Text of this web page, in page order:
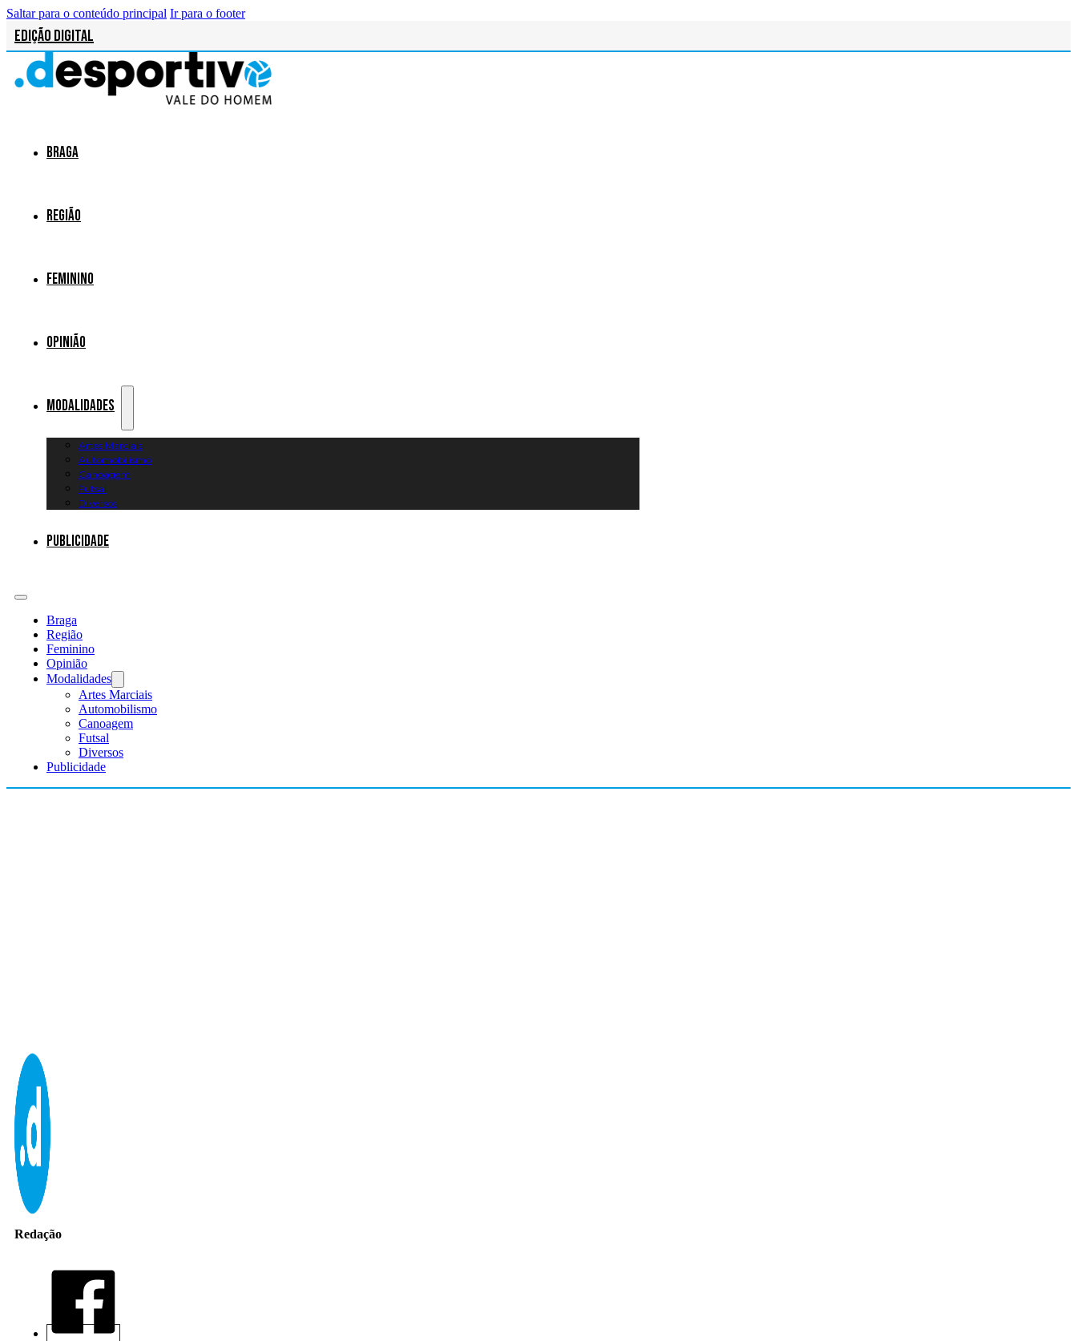
Saltar para o conteúdo principal Ir para o footer
Edição Digital
Braga
Região
Feminino
Opinião
Modalidades
Artes Marciais
Automobilismo
Canoagem
Futsal
Diversos
Publicidade
Braga
Região
Feminino
Opinião
Modalidades
Artes Marciais
Automobilismo
Canoagem
Futsal
Diversos
Publicidade
Redação